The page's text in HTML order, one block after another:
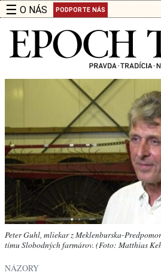
☰ O NÁS PODPORTE NÁS
Peter Guhl, mliekar z Meklenburska-
tímu Slobodných farmárov. (Foto: Matthias
NÁZORY